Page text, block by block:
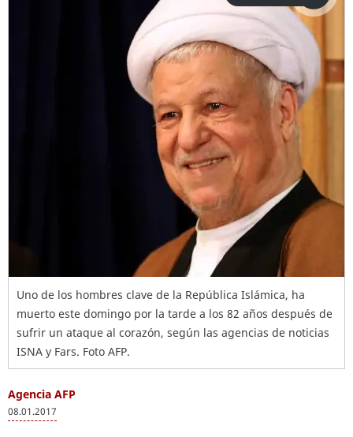
Uno de los hombres clave de la República Islámica, ha
muerto este domingo por la tarde a los 82 años después de
sufrir un ataque al corazón, según las agencias de noticias
ISNA y Fars. Foto AFP.
Agencia AFP
08.01.2017